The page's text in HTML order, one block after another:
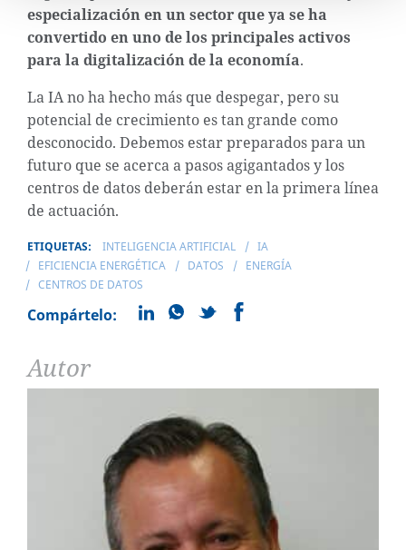
especialización en un sector que ya se ha
convertido en uno de los principales activos
para la digitalización de la economía.
La IA no ha hecho más que despegar, pero su
potencial de crecimiento es tan grande como
desconocido. Debemos estar preparados para un
futuro que se acerca a pasos agigantados y los
centros de datos deberán estar en la primera línea
de actuación.
ETIQUETAS: INTELIGENCIA ARTIFICIAL
IA
EFICIENCIA ENERGÉTICA
DATOS
ENERGÍA
CENTROS DE DATOS
Compártelo:
Autor